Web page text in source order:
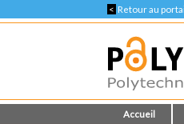
< Retour au
Accueil